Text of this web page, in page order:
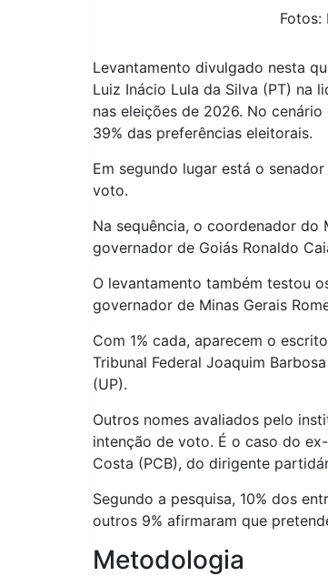
Fotos:
Levantamento divulgado nesta
Luiz Inácio Lula da Silva (PT) na
nas eleições de 2026. No
39% das preferências eleitorais.
Em segundo lugar está o
voto.
Na sequência, o coordenador do
governador de Goiás Ronaldo
O levantamento também testou
governador de Minas Gerais
Com 1% cada, aparecem o
Tribunal Federal Joaquim
(UP).
Outros nomes avaliados pelo
intenção de voto. É o caso do
Costa (PCB), do dirigente
Segundo a pesquisa, 10% dos
outros 9% afirmaram que
Metodologia